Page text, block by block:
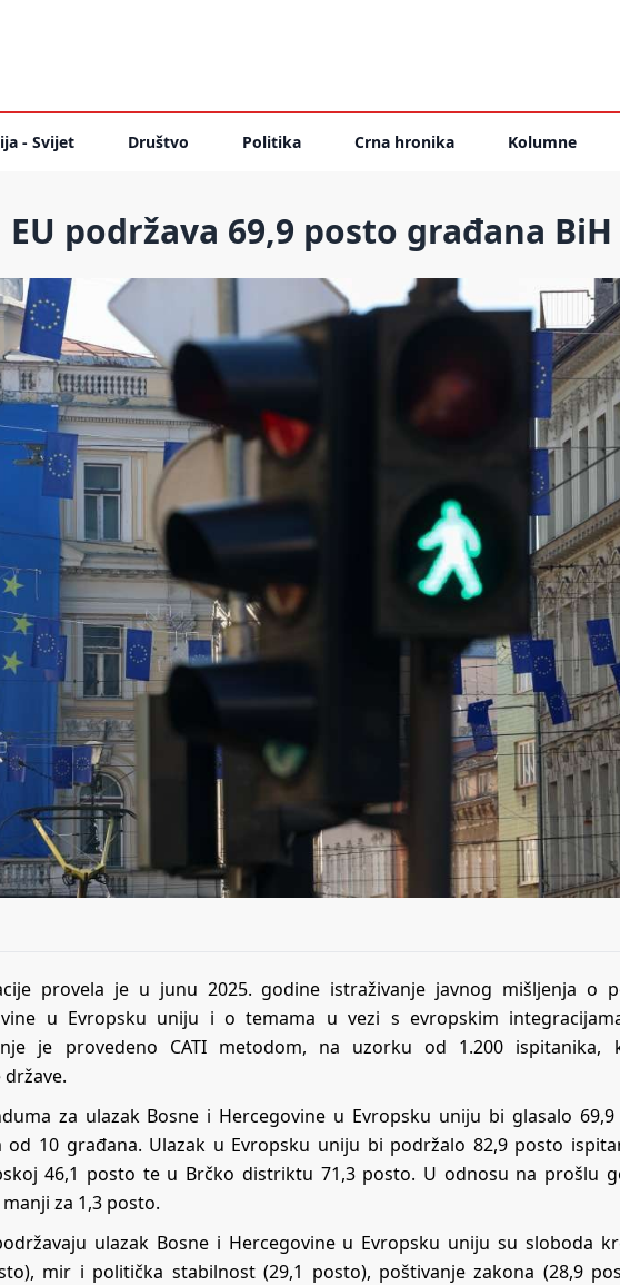
- Svijet Društvo Politika Crna hronika Kolumne
podržava 69,9 posto građana BiH
provela je u junu 2025. godine istraživanje javnog mišljenja o
u Evropsku uniju i o temama u vezi s evropskim
je provedeno CATI metodom, na uzorku od 1.200 ispitanika,
za ulazak Bosne i Hercegovine u Evropsku uniju bi glasalo
od 10 građana. Ulazak u Evropsku uniju bi podržalo 82,9 posto
46,1 posto te u Brčko distriktu 71,3 posto. U odnosu na prošlu
za 1,3 posto.
ulazak Bosne i Hercegovine u Evropsku uniju su sloboda
mir i politička stabilnost (29,1 posto), poštivanje zakona (28,9